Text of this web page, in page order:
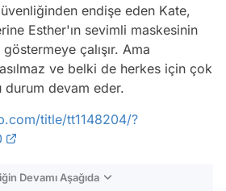
endişe eden Kate,
Esther'ın sevimli maskesinin
çalışır. Ama
ve belki de herkes için çok
devam eder.
title/tt1148204/?
Devamı Aşağıda